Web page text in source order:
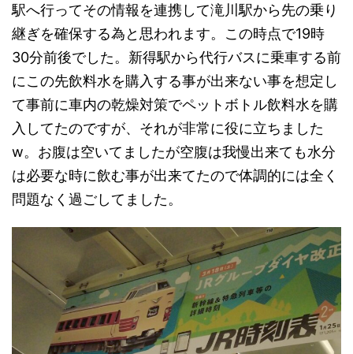
駅へ行ってその情報を連携して滝川駅から先の乗り
継ぎを確保する為と思われます。この時点で19時
30分前後でした。新得駅から代行バスに乗車する前
にこの先飲料水を購入する事が出来ない事を想定し
て事前に車内の乾燥対策でペットボトル飲料水を購
入してたのですが、それが非常に役に立ちました
w。お腹は空いてましたが空腹は我慢出来ても水分
は必要な時に飲む事が出来てたので体調的には全く
問題なく過ごしてました。